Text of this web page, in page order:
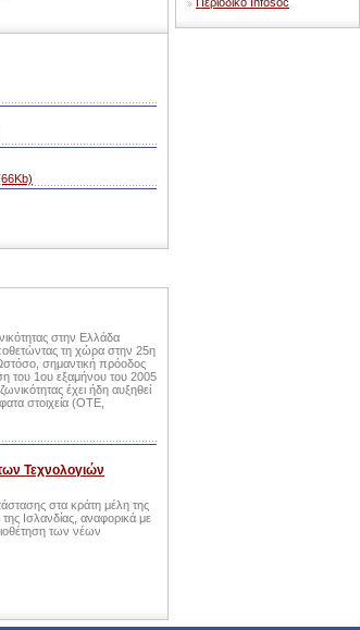
στην Ελλάδα
τη χώρα στην 25η
σημαντική πρόοδος
του 1ου εξαμήνου του 2005
έχει ήδη αυξηθεί
στοιχεία (ΟΤΕ,
Τεχνολογιών
στα κράτη μέλη της
Ισλανδίας, αναφορικά με
των νέων